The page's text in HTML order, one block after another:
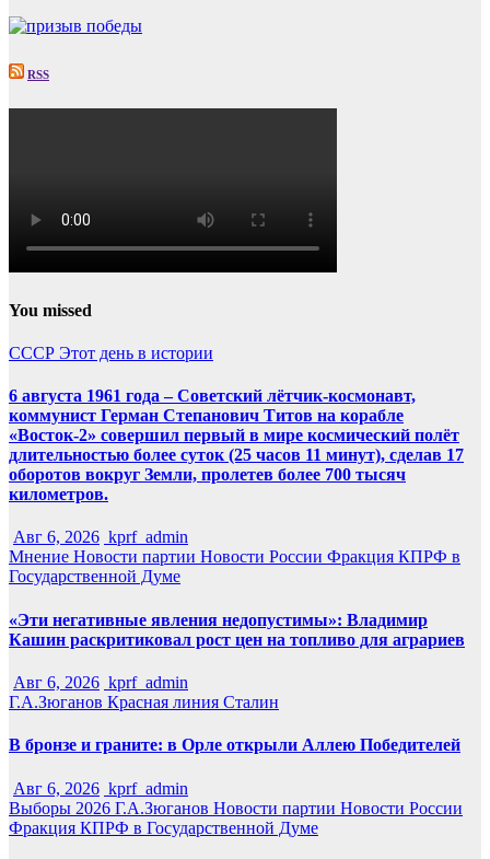
RSS
You missed
СССР Этот день в истории
6 августа 1961 года – Советский лётчик-космонавт,
коммунист Герман Степанович Титов на корабле
«Восток-2» совершил первый в мире космический полёт
длительностью более суток (25 часов 11 минут), сделав 17
оборотов вокруг Земли, пролетев более 700 тысяч
километров.
Авг 6, 2026 kprf_admin
Мнение Новости партии Новости России Фракция КПРФ в
Государственной Думе
«Эти негативные явления недопустимы»: Владимир
Кашин раскритиковал рост цен на топливо для аграриев
Авг 6, 2026 kprf_admin
Г.А.Зюганов Красная линия Сталин
В бронзе и граните: в Орле открыли Аллею Победителей
Авг 6, 2026 kprf_admin
Выборы 2026 Г.А.Зюганов Новости партии Новости России
Фракция КПРФ в Государственной Думе